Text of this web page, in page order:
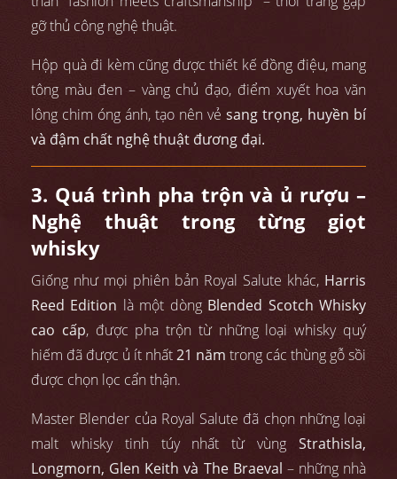
gỡ thủ công nghệ thuật.
Hộp quà đi kèm cũng được thiết kế đồng điệu, mang
tông màu đen – vàng chủ đạo, điểm xuyết hoa văn
lông chim óng ánh, tạo nên vẻ sang trọng, huyền bí
và đậm chất nghệ thuật đương đại.
3. Quá trình pha trộn và ủ rượu –
Nghệ thuật trong từng giọt
whisky
Giống như mọi phiên bản Royal Salute khác, Harris
Reed Edition là một dòng Blended Scotch Whisky
cao cấp, được pha trộn từ những loại whisky quý
hiếm đã được ủ ít nhất21 năm trong các thùng gỗ sồi
được chọn lọc cẩn thận.
Master Blender của Royal Salute đã chọn những loại
malt whisky tinh túy nhất từ vùng Strathisla,
Longmorn, Glen Keith và The Braeval – những nhà